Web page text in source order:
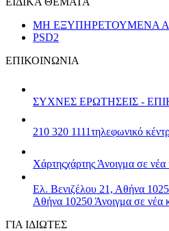
ΜΗ ΕΞΥΠΗΡΕΤΟΥΜΕΝΑ
PSD2
ΕΠΙΚΟΙΝΩΝΙΑ
ΣΥΧΝΕΣ ΕΡΩΤΗΣΕΙΣ -
210 320 1111τηλεφωνικό
Χάρτηςχάρτης Άνοιγμα σε νέα
Ελ. Βενιζέλου 21, Αθήνα
Αθήνα 10250 Άνοιγμα σε νέα
ΓΙΑ ΙΔΙΩΤΕΣ